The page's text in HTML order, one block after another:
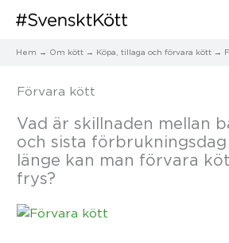
Hem Om kött Köpa, tillaga och förvara kött
Förvara kött
Vad är skillnaden mellan
och sista
länge kan man förvara
frys?